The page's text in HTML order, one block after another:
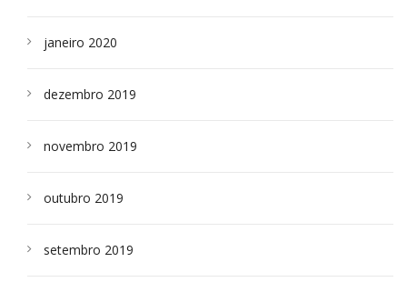
janeiro 2020
dezembro 2019
novembro 2019
outubro 2019
setembro 2019